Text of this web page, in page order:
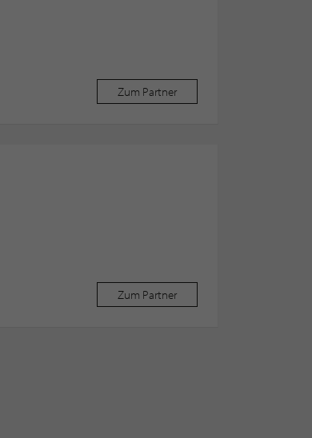
Zum Partner
Zum Partner